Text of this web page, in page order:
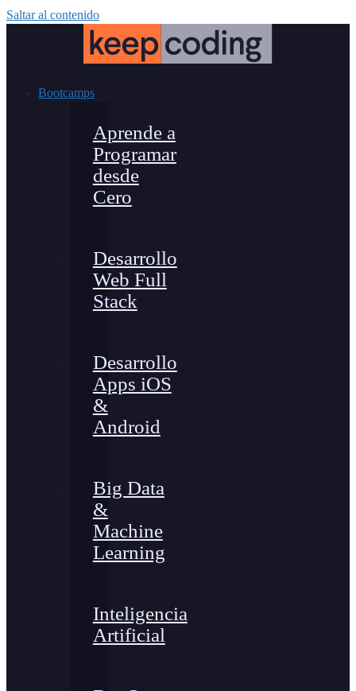
Saltar al contenido
Bootcamps
Aprende a
Programar
desde
Cero
Desarrollo
Web Full
Stack
Desarrollo
Apps iOS
&
Android
Big Data
&
Machine
Learning
Inteligencia
Artificial